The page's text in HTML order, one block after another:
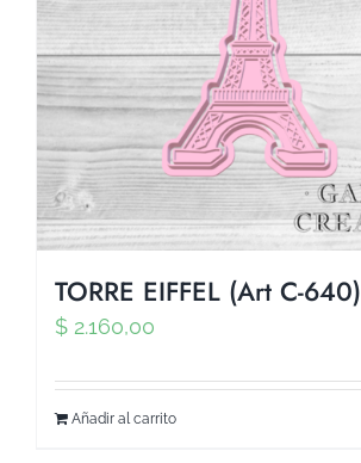
TORRE EIFFEL (Art C-640)
$ 2.160,00
Añadir al carrito